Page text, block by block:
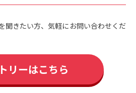
聞きたい方、気軽にお問い合わせくだ
リーはこちら